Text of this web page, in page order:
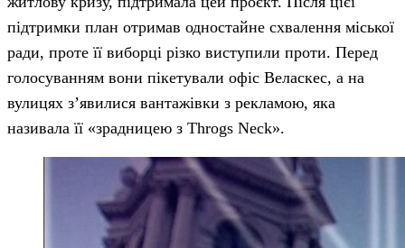
підтримки план отримав одностайне схвалення міської
ради, проте її виборці різко виступили проти. Перед
голосуванням вони пікетували офіс Веласкес, а на
вулицях з’явилися вантажівки з рекламою, яка
називала її «зрадницею з Throgs Neck».